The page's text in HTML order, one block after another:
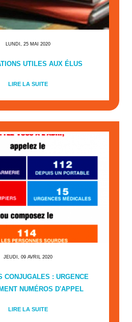
LUNDI, 25 MAI 2020
UTILES AUX ÉLUS
LIRE LA SUITE
JEUDI, 09 AVRIL 2020
CONJUGALES : URGENCE
NUMÉROS D'APPEL
LIRE LA SUITE